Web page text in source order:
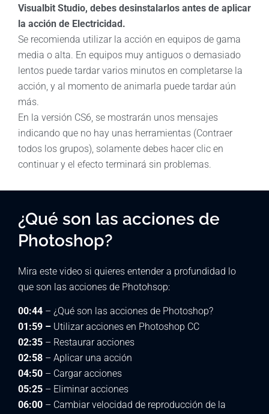
Visualbit Studio, debes desinstalarlos antes de aplicar
la acción de Electricidad.
Se recomienda utilizar la acción en equipos de gama
media o alta. En equipos muy antiguos o demasiado
lentos puede tardar varios minutos en completarse la
acción, y al momento de animarla puede tardar aún
más.
En la versión CS6, se mostrarán unos mensajes
indicando que no hay unas herramientas (Contraer
todos los grupos), solamente debes hacer clic en
continuar y el efecto terminará sin problemas.
¿Qué son las acciones de
Photoshop?
Mira este video si quieres entender a profundidad lo
que son las acciones de Photohsop:
00:44 – ¿Qué son las acciones de Photoshop?
01:59 – Utilizar acciones en Photoshop CC
02:35 – Restaurar acciones
02:58 – Aplicar una acción
04:50 – Cargar acciones
05:25 – Eliminar acciones
06:00 – Cambiar velocidad de reproducción de la